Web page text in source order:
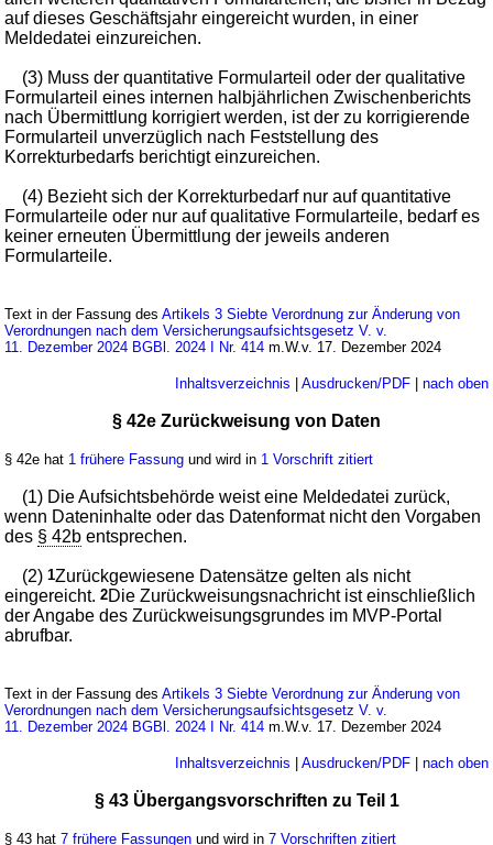
auf dieses Geschäftsjahr eingereicht wurden, in einer
Meldedatei einzureichen.
(3) Muss der quantitative Formularteil oder der qualitative
Formularteil eines internen halbjährlichen Zwischenberichts
nach Übermittlung korrigiert werden, ist der zu korrigierende
Formularteil unverzüglich nach Feststellung des
Korrekturbedarfs berichtigt einzureichen.
(4) Bezieht sich der Korrekturbedarf nur auf quantitative
Formularteile oder nur auf qualitative Formularteile, bedarf es
keiner erneuten Übermittlung der jeweils anderen
Formularteile.
Text in der Fassung desArtikels 3 Siebte Verordnung zur Änderung von
Verordnungen nach dem Versicherungsaufsichtsgesetz V. v.
11. Dezember 2024 BGBl. 2024 I Nr. 414 m.W.v. 17. Dezember 2024
Inhaltsverzeichnis Ausdrucken/PDF| nach oben
§ 42e Zurückweisung von Daten
§ 42e hat 1 frühere Fassung und wird in 1 Vorschrift zitiert
(1) Die Aufsichtsbehörde weist eine Meldedatei zurück,
wenn Dateninhalte oder das Datenformat nicht den Vorgaben
des § 42b entsprechen.
(2)1Zurückgewiesene Datensätze gelten als nicht
eingereicht.2Die Zurückweisungsnachricht ist einschließlich
der Angabe des Zurückweisungsgrundes im MVP-Portal
abrufbar.
Text in der Fassung desArtikels 3 Siebte Verordnung zur Änderung von
Verordnungen nach dem Versicherungsaufsichtsgesetz V. v.
11. Dezember 2024 BGBl. 2024 I Nr. 414 m.W.v. 17. Dezember 2024
Inhaltsverzeichnis Ausdrucken/PDF| nach oben
§ 43 Übergangsvorschriften zu Teil 1
§ 43 hat7 frühere Fassungen und wird in7 Vorschriften zitiert